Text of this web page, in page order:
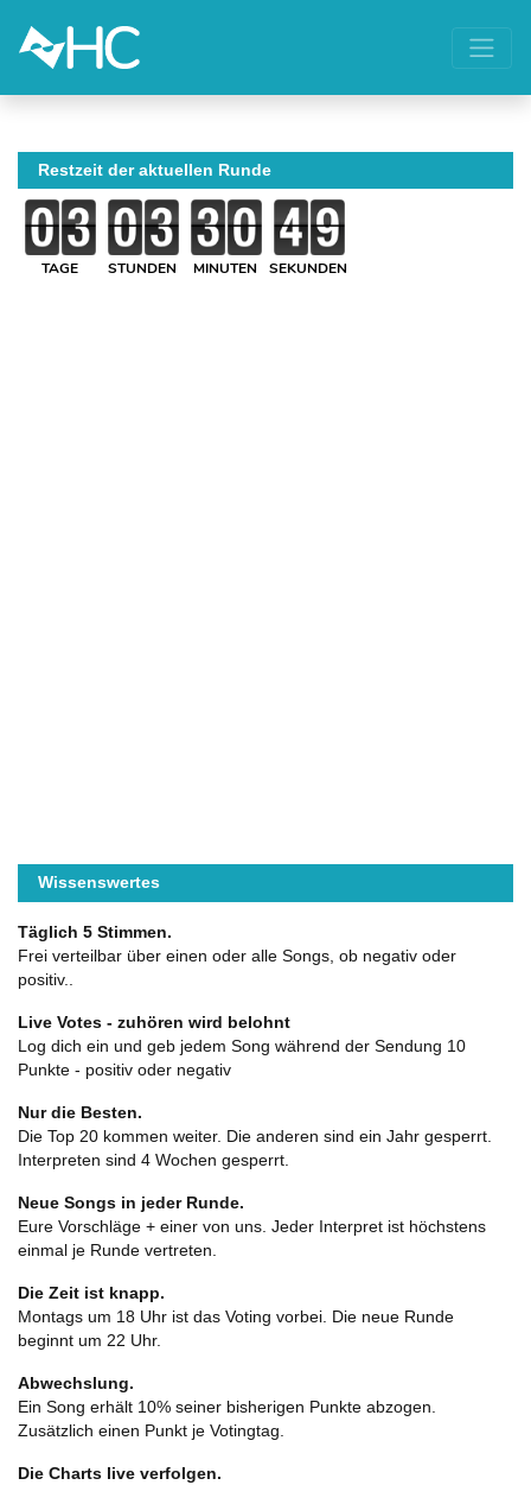
Restzeit der aktuellen Runde
TAGE STUNDEN MINUTEN SEKUNDEN
Wissenswertes
Täglich 5 Stimmen.
Frei verteilbar über einen oder alle Songs, ob negativ oder
positiv..
Live Votes - zuhören wird belohnt
Log dich ein und geb jedem Song während der Sendung 10
Punkte - positiv oder negativ
Nur die Besten.
Die Top 20 kommen weiter. Die anderen sind ein Jahr gesperrt.
Interpreten sind 4 Wochen gesperrt.
Neue Songs in jeder Runde.
Eure Vorschläge + einer von uns. Jeder Interpret ist höchstens
einmal je Runde vertreten.
Die Zeit ist knapp.
Montags um 18 Uhr ist das Voting vorbei. Die neue Runde
beginnt um 22 Uhr.
Abwechslung.
Ein Song erhält 10% seiner bisherigen Punkte abzogen.
Zusätzlich einen Punkt je Votingtag.
Die Charts live verfolgen.